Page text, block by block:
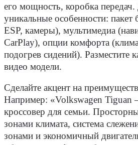
его мощность, коробка передач.
уникальные особенности: пакет
ESP, камеры), мультимедиа
CarPlay), опции комфорта
подогрев сидений). Разместите
видео модели.
Сделайте акцент на
Например: «Volkswagen Tiguan
кроссовер для семьи.
зонами климата, система
зонами и экономичный